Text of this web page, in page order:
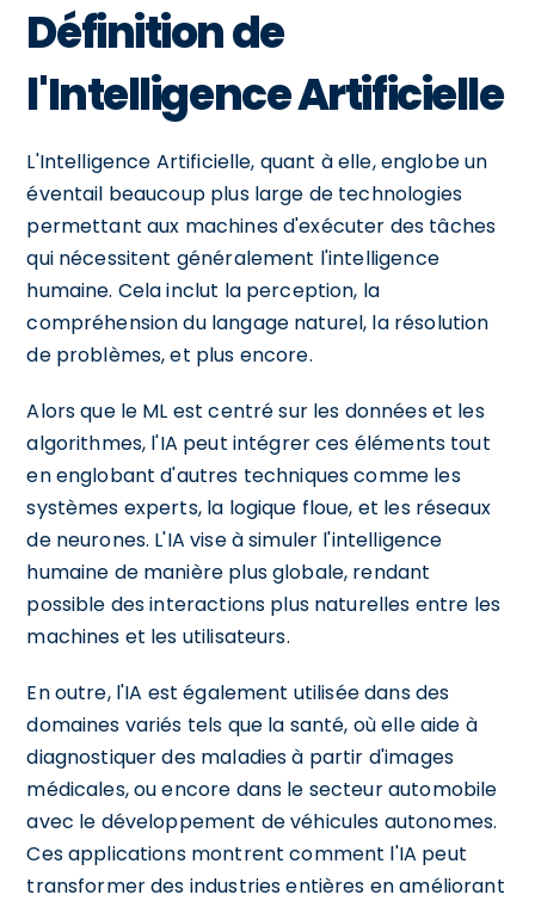
Définition de
l'Intelligence Artificielle
L'Intelligence Artificielle, quant à elle, englobe un
éventail beaucoup plus large de technologies
permettant aux machines d'exécuter des tâches
qui nécessitent généralement l'intelligence
humaine. Cela inclut la perception, la
compréhension du langage naturel, la résolution
de problèmes, et plus encore.
Alors que le ML est centré sur les données et les
algorithmes, l'IA peut intégrer ces éléments tout
en englobant d'autres techniques comme les
systèmes experts, la logique floue, et les réseaux
de neurones. L'IA vise à simuler l'intelligence
humaine de manière plus globale, rendant
possible des interactions plus naturelles entre les
machines et les utilisateurs.
En outre, l'IA est également utilisée dans des
domaines variés tels que la santé, où elle aide à
diagnostiquer des maladies à partir d'images
médicales, ou encore dans le secteur automobile
avec le développement de véhicules autonomes.
Ces applications montrent comment l'IA peut
transformer des industries entières en améliorant